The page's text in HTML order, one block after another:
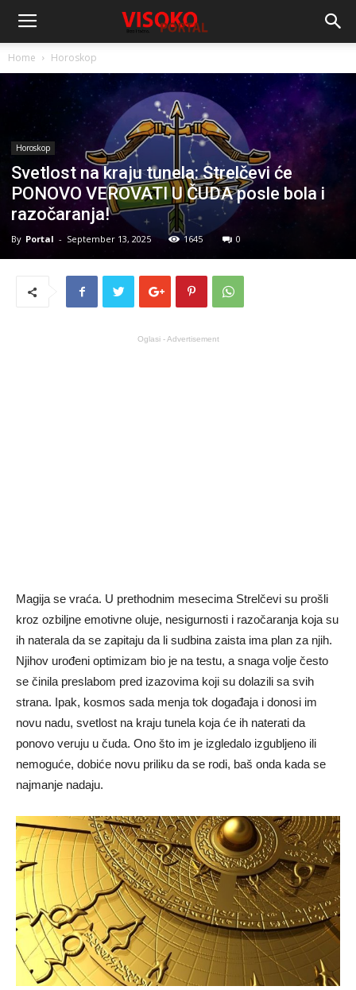
Home Horoskop
Horoskop
Svetlost na kraju tunela: Strelčevi će
PONOVO VEROVATI U ČUDA posle bola i
razočaranja!
By Portal - September 13, 2025 1645 0
Oglasi - Advertisement
Magija se vraća. U prethodnim mesecima Strelčevi su prošli
kroz ozbiljne emotivne oluje, nesigurnosti i razočaranja koja su
ih naterala da se zapitaju da li sudbina zaista ima plan za njih.
Njihov urođeni optimizam bio je na testu, a snaga volje često
se činila preslabom pred izazovima koji su dolazili sa svih
strana. Ipak, kosmos sada menja tok događaja i donosi im
novu nadu, svetlost na kraju tunela koja će ih naterati da
ponovo veruju u čuda. Ono što im je izgledalo izgubljeno ili
nemoguće, dobiće novu priliku da se rodi, baš onda kada se
najmanje nadaju.